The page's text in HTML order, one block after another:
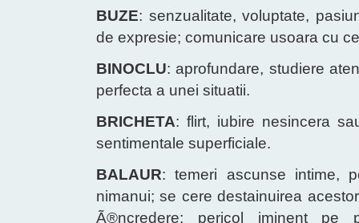
BUZE: senzualitate, voluptate,
de expresie; comunicare usoara cu
BINOCLU: aprofundare, studiere
perfecta a unei situatii.
BRICHETA: flirt, iubire nesincera
sentimentale superficiale.
BALAUR: temeri ascunse intime,
nimanui; se cere destainuirea
Ã®ncredere; pericol iminent pe